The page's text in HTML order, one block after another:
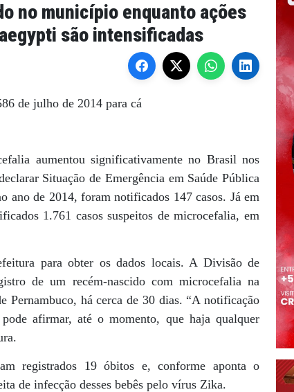
no município enquanto ações
são intensificadas
de julho de 2014 para cá
aumentou significativamente no Brasil nos
Situação de Emergência em Saúde Pública
ano de 2014, foram notificados 147 casos. Já em
1.761 casos suspeitos de microcefalia, em
para obter os dados locais. A Divisão de
de um recém-nascido com microcefalia na
Pernambuco, há cerca de 30 dias. “A notificação
afirmar, até o momento, que haja qualquer
registrados 19 óbitos e, conforme aponta o
de infecção desses bebês pelo vírus Zika.